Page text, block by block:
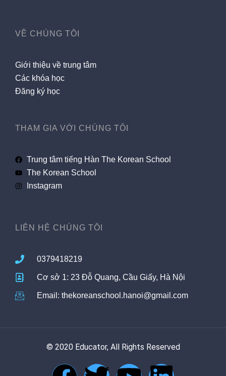
VỀ CHÚNG TÔI
Giới thiệu về trung tâm
Các khóa học
Đăng ký học
THAM GIA VỚI CHÚNG TÔI
Trung tâm tiếng Hàn The Korean School
The Korean School
Instagram
LIÊN HỆ CHÚNG TÔI
0379418219
Cơ sở 1: 23 Đỗ Quang, Cầu Giấy, Hà Nội
Email: thekoreanschool.hanoi@gmail.com
© 2020 Educator, All Rights Reserved